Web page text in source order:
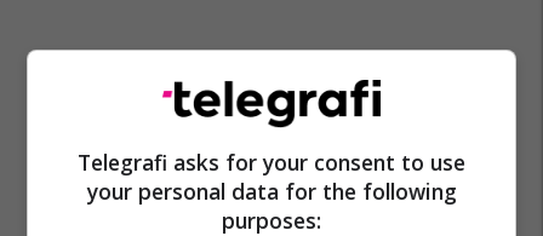
Telegrafi asks for your consent to use
your personal data for the following
purposes: